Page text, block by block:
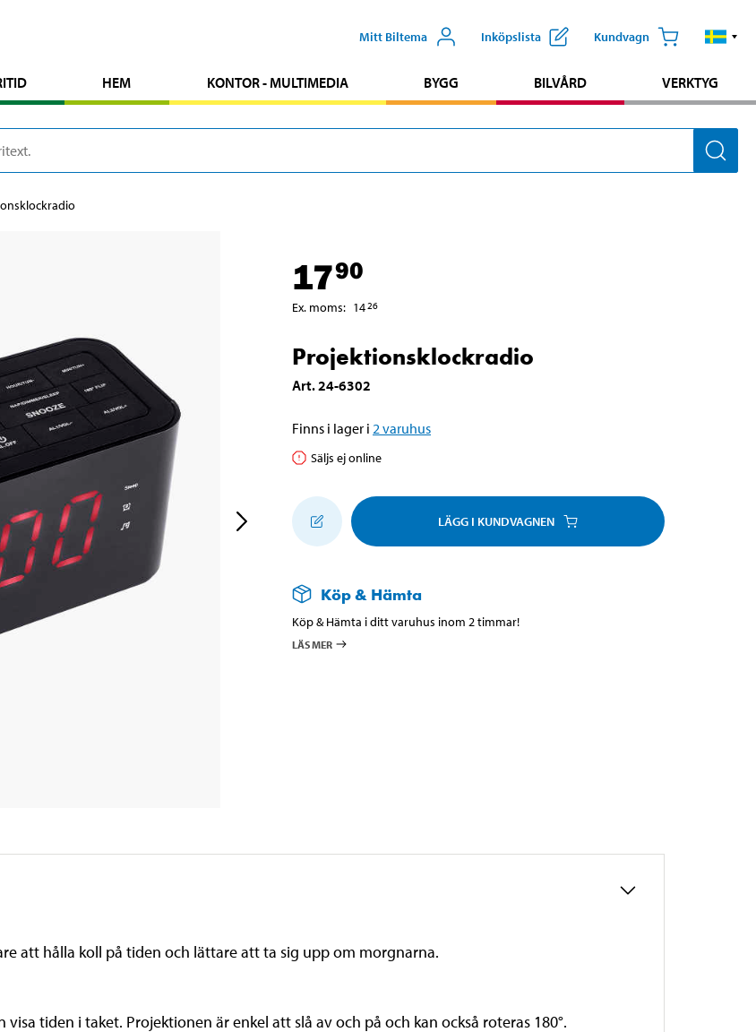
Mitt Biltema Inköpslista Kundvagn
HEM KONTOR - MULTIMEDIA BYGG BILVÅRD VERKTYG
1790
Ex. moms: 1426
Projektionsklockradio
Art.24-6302
Finns i lager i 2 varuhus
Säljs ej online
LÄGG I KUNDVAGNEN
Köp & Hämta
Köp & Hämta i ditt varuhus inom 2 timmar!
LÄS MER
att hålla koll på tiden och lättare att ta sig upp om morgnarna.
tiden i taket. Projektionen är enkel att slå av och på och kan också roteras 180°.